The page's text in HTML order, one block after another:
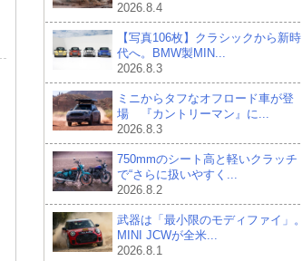
2026.8.4
【写真106枚】クラシックから新時
代へ。BMW製MIN...
2026.8.3
ミニからタフなオフロード車が登
場 『カントリーマン』に...
2026.8.3
750mmのシート高と軽いクラッチ
で“さらに扱いやすく...
2026.8.2
武器は「最小限のモディファイ」。
MINI JCWが全米...
2026.8.1